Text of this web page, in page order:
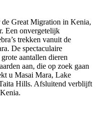
de Great Migration in Kenia,
Een onvergetelijk
trekken vanuit de
De spectaculaire
aantallen dieren
aan, die op zoek gaan
u Masai Mara, Lake
Hills. Afsluitend verblijft